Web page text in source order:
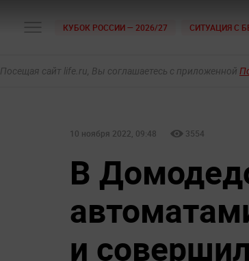
КУБОК РОССИИ — 2026/27 СИТУАЦИЯ С
Посещая сайт life.ru, Вы соглашаетесь с приложенной
10 ноября 2022, 09:48 3554
В
и